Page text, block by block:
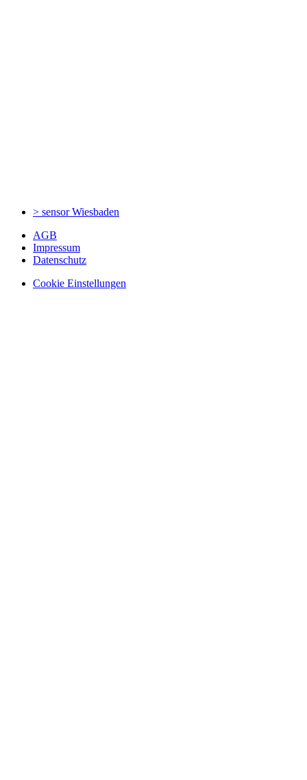
> sensorWiesbaden
AGB
Impressum
Datenschutz
Cookie Einstellungen